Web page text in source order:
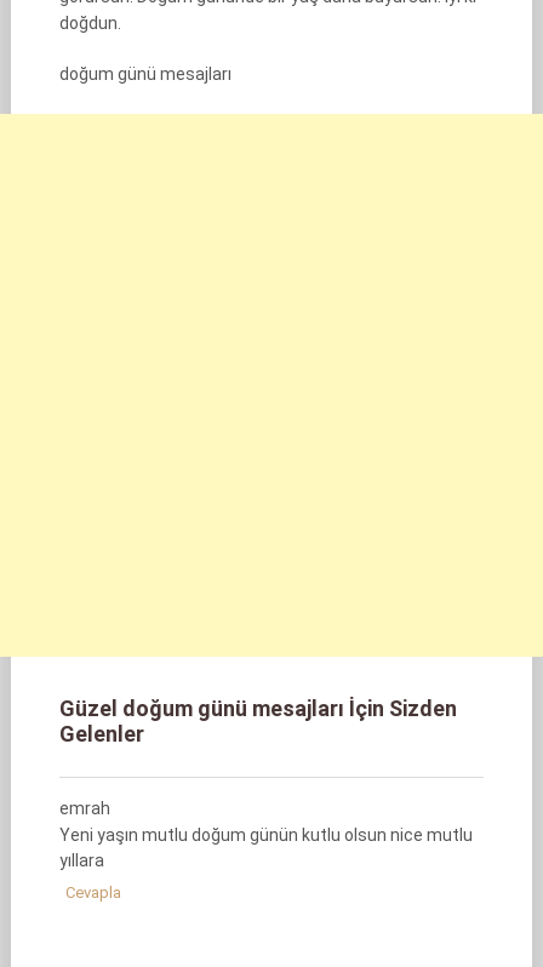
doğdun.
doğum günü mesajları
Güzel doğum günü mesajları İçin Sizden
Gelenler
emrah
Yeni yaşın mutlu doğum günün kutlu olsun nice mutlu
yıllara
Cevapla